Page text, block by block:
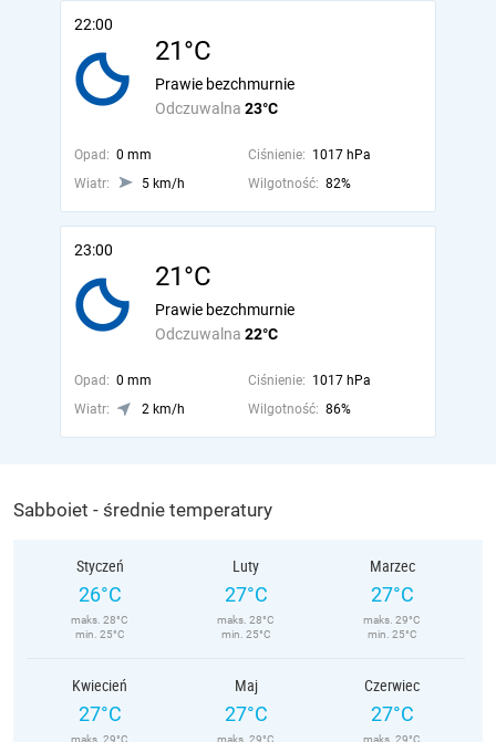
22:00
21°C
Odczuwalna 23°C
Prawie bezchmurnie
Opad: 0 mm Ciśnienie: 1017 hPa
Wiatr:
5 km/h Wilgotność: 82%
23:00
21°C
Odczuwalna 22°C
Prawie bezchmurnie
Opad: 0 mm Ciśnienie: 1017 hPa
Wiatr:
2 km/h Wilgotność: 86%
Sabboiet - średnie temperatury
Styczeń
26°C
maks. 28°C
min. 25°C
Luty
27°C
maks. 28°C
min. 25°C
Marzec
27°C
maks. 29°C
min. 25°C
Kwiecień
27°C
maks. 29°C
Maj
27°C
maks. 29°C
Czerwiec
27°C
maks. 29°C